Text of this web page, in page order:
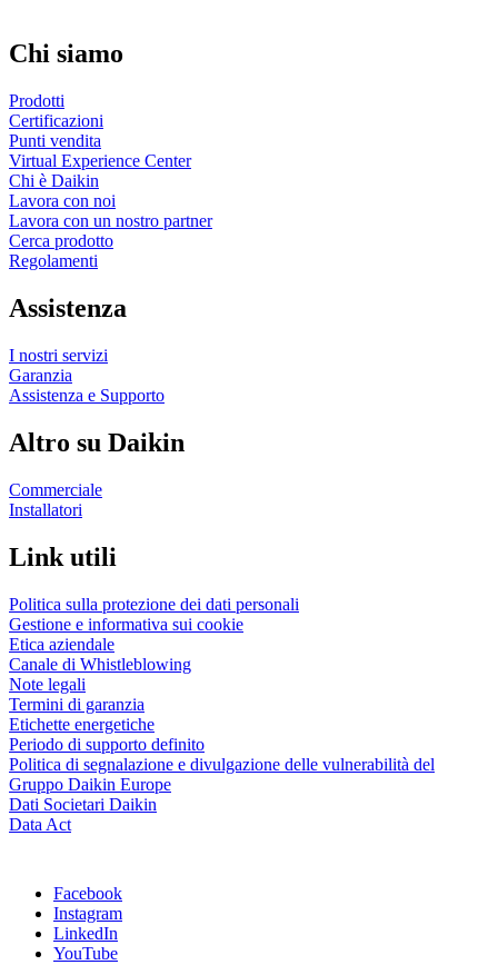
Chi siamo
Prodotti
Certificazioni
Punti vendita
Virtual Experience Center
Chi è Daikin
Lavora con noi
Lavora con un nostro partner
Cerca prodotto
Regolamenti
Assistenza
I nostri servizi
Garanzia
Assistenza e Supporto
Altro su Daikin
Commerciale
Installatori
Link utili
Politica sulla protezione dei dati personali
Gestione e informativa sui cookie
Etica aziendale
Canale di Whistleblowing
Note legali
Termini di garanzia
Etichette energetiche
Periodo di supporto definito
Politica di segnalazione e divulgazione delle vulnerabilità del
Gruppo Daikin Europe
Dati Societari Daikin
Data Act
Facebook
Instagram
LinkedIn
YouTube